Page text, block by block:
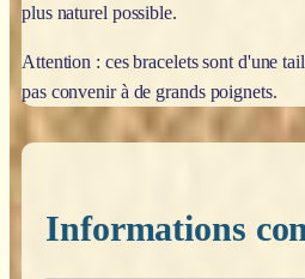
plus naturel possible.
Attention : ces bracelets sont d'une
pas convenir à de grands poignets.
Informations